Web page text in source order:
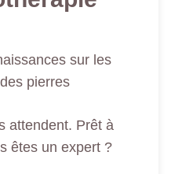
sur les
pierres
attendent. Prêt à
êtes un expert ?